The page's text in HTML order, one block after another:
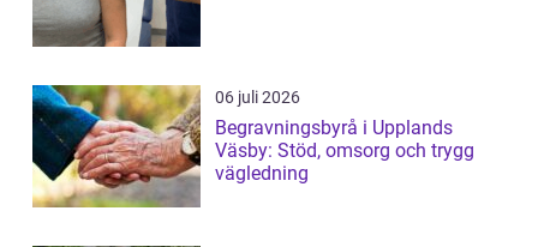
06 juli 2026
Begravningsbyrå i Upplands
Väsby: Stöd, omsorg och trygg
vägledning